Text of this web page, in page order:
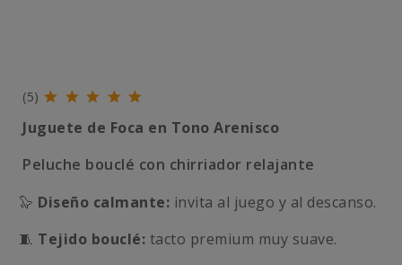
(5)
Juguete de Foca en Tono Arenisco
Peluche bouclé con chirriador relajante
🦭 Diseño calmante: invita al juego y al descanso.
🧵 Tejido bouclé: tacto premium muy suave.